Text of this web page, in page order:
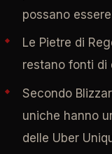
possano
Le Pietre di
restano fonti di
Secondo
uniche hanno
delle Uber